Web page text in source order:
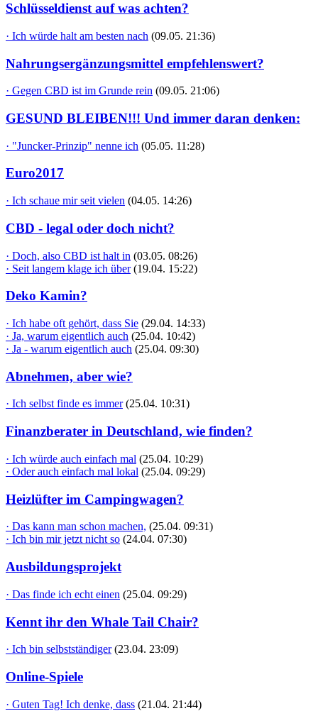
Schlüsseldienst auf was achten?
· Ich würde halt am besten nach (09.05. 21:36)
Nahrungsergänzungsmittel empfehlenswert?
· Gegen CBD ist im Grunde rein (09.05. 21:06)
GESUND BLEIBEN!!! Und immer daran denken:
· "Juncker-Prinzip" nenne ich (05.05. 11:28)
Euro2017
· Ich schaue mir seit vielen (04.05. 14:26)
CBD - legal oder doch nicht?
· Doch, also CBD ist halt in (03.05. 08:26)
· Seit langem klage ich über (19.04. 15:22)
Deko Kamin?
· Ich habe oft gehört, dass Sie (29.04. 14:33)
· Ja, warum eigentlich auch (25.04. 10:42)
· Ja - warum eigentlich auch (25.04. 09:30)
Abnehmen, aber wie?
· Ich selbst finde es immer (25.04. 10:31)
Finanzberater in Deutschland, wie finden?
· Ich würde auch einfach mal (25.04. 10:29)
· Oder auch einfach mal lokal (25.04. 09:29)
Heizlüfter im Campingwagen?
· Das kann man schon machen, (25.04. 09:31)
· Ich bin mir jetzt nicht so (24.04. 07:30)
Ausbildungsprojekt
· Das finde ich echt einen (25.04. 09:29)
Kennt ihr den Whale Tail Chair?
· Ich bin selbstständiger (23.04. 23:09)
Online-Spiele
· Guten Tag! Ich denke, dass (21.04. 21:44)